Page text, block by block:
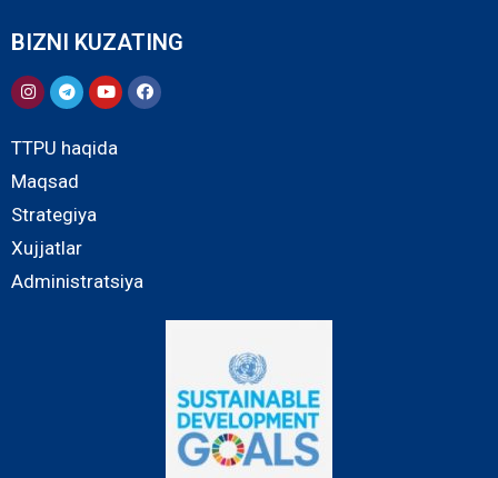
BIZNI KUZATING
TTPU haqida
Maqsad
Strategiya
Xujjatlar
Administratsiya